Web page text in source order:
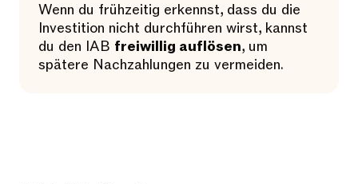
Wenn du frühzeitig erkennst, dass du die
Investition nicht durchführen wirst, kannst
du den IAB freiwillig auflösen, um
spätere Nachzahlungen zu vermeiden.